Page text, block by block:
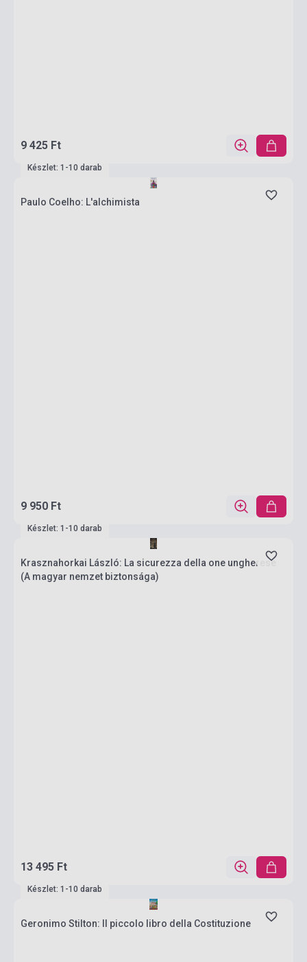
9 425 Ft
Készlet: 1-10 darab
Paulo Coelho: L'alchimista
9 950 Ft
Készlet: 1-10 darab
Krasznahorkai László: La sicurezza della one ungherese
(A magyar nemzet biztonsága)
13 495 Ft
Készlet: 1-10 darab
Geronimo Stilton: Il piccolo libro della Costituzione